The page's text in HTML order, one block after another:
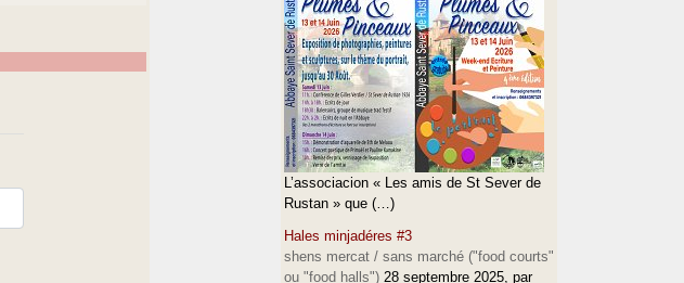
L’associacion « Les amis de St Sever de
Rustan » que (…)
Hales minjadéres #3
shens mercat / sans marché ("food courts"
ou "food halls") 28 septembre 2025, par